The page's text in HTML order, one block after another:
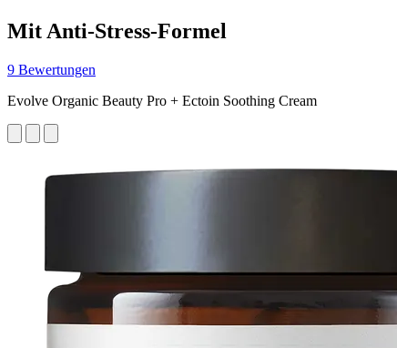
Mit Anti-Stress-Formel
9 Bewertungen
Evolve Organic Beauty Pro + Ectoin Soothing Cream